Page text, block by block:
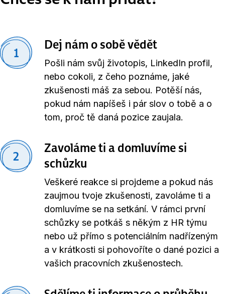
1
Dej nám o sobě vědět
Pošli nám svůj životopis, LinkedIn profil,
nebo cokoli, z čeho poznáme, jaké
zkušenosti máš za sebou. Potěší nás,
pokud nám napíšeš i pár slov o tobě a o
tom, proč tě daná pozice zaujala.
2
Zavoláme ti a domluvíme si
schůzku
Veškeré reakce si projdeme a pokud nás
zaujmou tvoje zkušenosti, zavoláme ti a
domluvíme se na setkání. V rámci první
schůzky se potkáš s někým z HR týmu
nebo už přímo s potenciálním nadřízeným
a v krátkosti si pohovoříte o dané pozici a
vašich pracovních zkušenostech.